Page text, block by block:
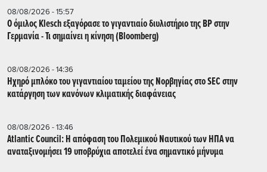
08/08/2026 - 15:57
Ο όμιλος Klesch εξαγόρασε το γιγαντιαίο διυλιστήριο της BP στην
Γερμανία - Τι σημαίνει η κίνηση (Βloomberg)
08/08/2026 - 14:36
Ηχηρό μπλόκο του γιγαντιαίου ταμείου της Νορβηγίας στο SEC στην
κατάργηση των κανόνων κλιματικής διαφάνειας
08/08/2026 - 13:46
Atlantic Council: Η απόφαση του Πολεμικού Ναυτικού των ΗΠΑ να
αναταξινομήσει 19 υποβρύχια αποτελεί ένα σημαντικό μήνυμα